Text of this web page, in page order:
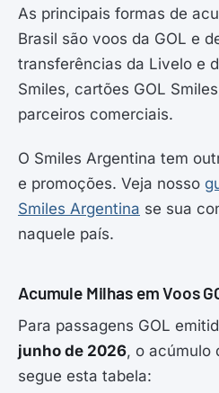
As principais formas de
Brasil são voos da GOL e
transferências da Livelo e
Smiles, cartões GOL
parceiros comerciais.
O Smiles Argentina tem
e promoções. Veja nosso
Smiles Argentina se sua
naquele país.
Acumule Milhas em Voos
Para passagens GOL
junho de 2026, o acúmulo
segue esta tabela: